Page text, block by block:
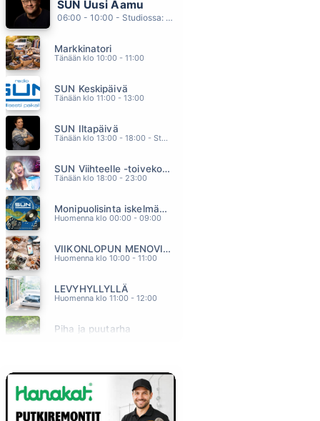
BABE
HILJAA HUOKAA YO
MARIA MARIA
SULJE SUN SILMÄT
SUN Uusi Aamu
06:00 - 10:00 - Studiossa: Kimmo Hoivassilta
Markkinatori
Tänään klo 10:00 - 11:00
SUN Keskipäivä
Tänään klo 11:00 - 13:00
SUN Iltapäivä
Tänään klo 13:00 - 18:00 - Studiossa: Kaisu Lämsä
SUN Viihteelle -toivekonsertti
Tänään klo 18:00 - 23:00
Monipuolisinta iskelmää ja parasta poppia
Huomenna klo 00:00 - 09:00
VIIKONLOPUN MENOVINKIT
Huomenna klo 10:00 - 11:00
LEVYHYLLYLLÄ
Huomenna klo 11:00 - 12:00
Piha ja puutarha